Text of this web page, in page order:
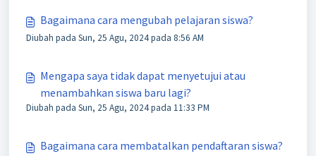
Bagaimana cara mengubah pelajaran siswa?
Diubah pada Sun, 25 Agu, 2024 pada 8:56 AM
Mengapa saya tidak dapat menyetujui atau
menambahkan siswa baru lagi?
Diubah pada Sun, 25 Agu, 2024 pada 11:33 PM
Bagaimana cara membatalkan pendaftaran siswa?